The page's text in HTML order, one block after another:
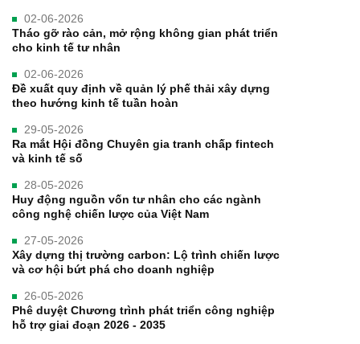
02-06-2026
Tháo gỡ rào cản, mở rộng không gian phát triển
cho kinh tế tư nhân
02-06-2026
Đề xuất quy định về quản lý phế thải xây dựng
theo hướng kinh tế tuần hoàn
29-05-2026
Ra mắt Hội đồng Chuyên gia tranh chấp fintech
và kinh tế số
28-05-2026
Huy động nguồn vốn tư nhân cho các ngành
công nghệ chiến lược của Việt Nam
27-05-2026
Xây dựng thị trường carbon: Lộ trình chiến lược
và cơ hội bứt phá cho doanh nghiệp
26-05-2026
Phê duyệt Chương trình phát triển công nghiệp
hỗ trợ giai đoạn 2026 - 2035